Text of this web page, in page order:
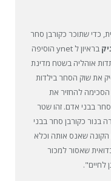
כדי שתוכר כקורבן סחר
בראיון ל ynet הוסיפה
אוהליה בשטח מדינת
את שוק הסחר בילדות
להחזיר את
בבני אדם. זהו שטר
בנור כקורבן סחר בבני
שאנס אותה וכלא
שאסור למכור
לחיים".